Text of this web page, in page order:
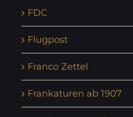
FDC
Flugpost
Franco Zettel
Frankaturen ab 1907